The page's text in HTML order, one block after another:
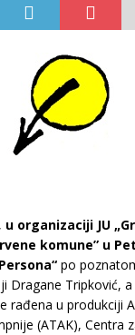
, u organizaciji JU
komune” u
po
Dragane Tripković,
rađena u produkciji
(ATAK), Centra